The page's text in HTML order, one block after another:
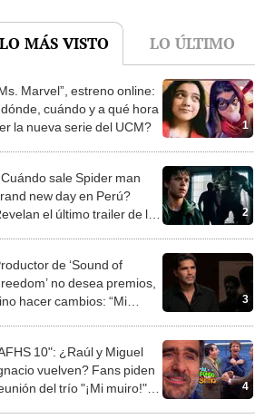
LO MÁS VISTO LO ÚLTIMO
1
Marvel”, estreno online:
cuándo y a qué hora
la nueva serie del UCM?
2
sale Spider man
new day en Perú?
el último trailer de la
3
de ‘Sound of
no desea premios,
hacer cambios: “Mi
4
10": ¿Raúl y Miguel
vuelven? Fans piden
del trío "¡Mi muiro!"